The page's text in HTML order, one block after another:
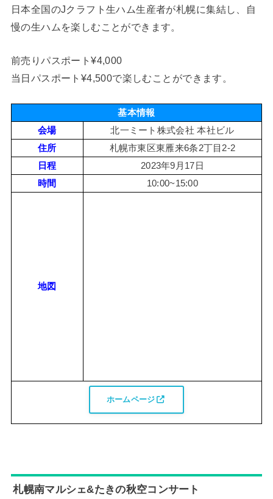
日本全国のJクラフト生ハム生産者が札幌に集結し、自
慢の生ハムを楽しむことができます。
前売りパスポート¥4,000
当日パスポート¥4,500で楽しむことができます。
基本情報
会場
北一ミート株式会社 本社ビル
住所
札幌市東区東雁来6条2丁目2-2
日程
2023年9月17日
時間
10:00~15:00
地図
ホームページ
札幌南マルシェ&たきの秋空コンサート